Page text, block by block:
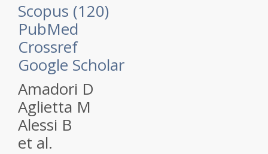
Scopus (120)
PubMed
Crossref
Google Scholar
Amadori D
Aglietta M
Alessi B
et al.